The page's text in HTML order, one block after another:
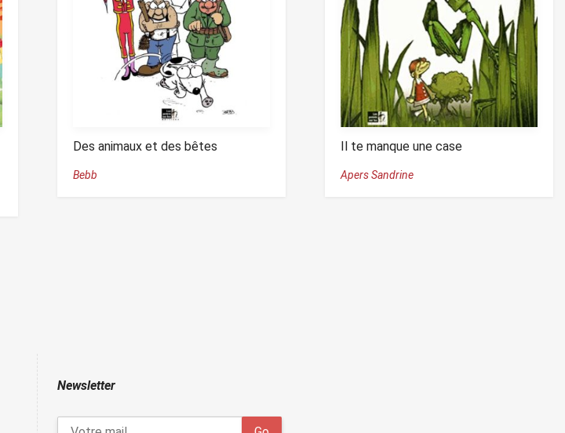
Des animaux et des bêtes
Bebb
Il te manque une case
Apers Sandrine
Newsletter